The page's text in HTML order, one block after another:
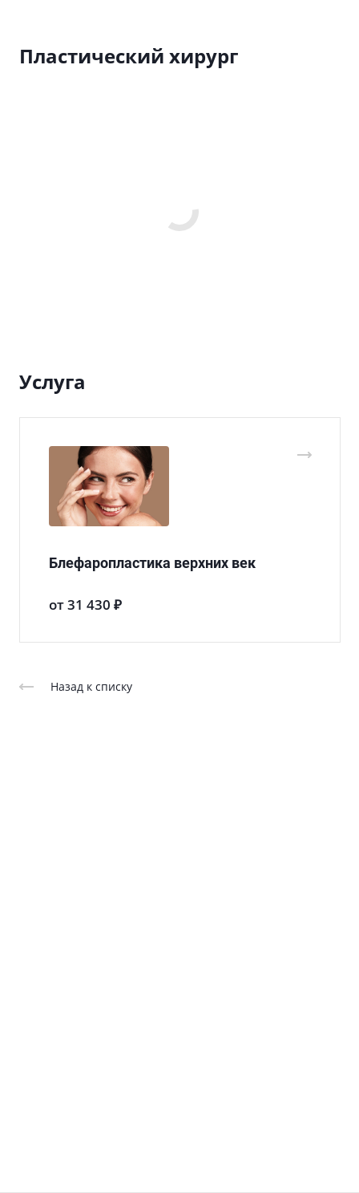
Пластический хирург
Услуга
Блефаропластика верхних век
от 31 430 ₽
Назад к списку